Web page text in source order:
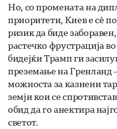
Но, со промената на
приоритети, Киев е сè
ризик да биде
растечко фрустрација
бидејќи Трамп ги
преземање на Гренланд
можноста за казнени
земји кои се
обид да го анектира
светот.